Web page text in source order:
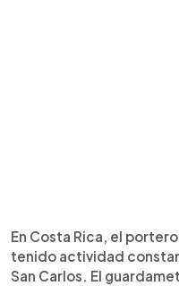
En Costa Rica, el
tenido actividad
San Carlos. El